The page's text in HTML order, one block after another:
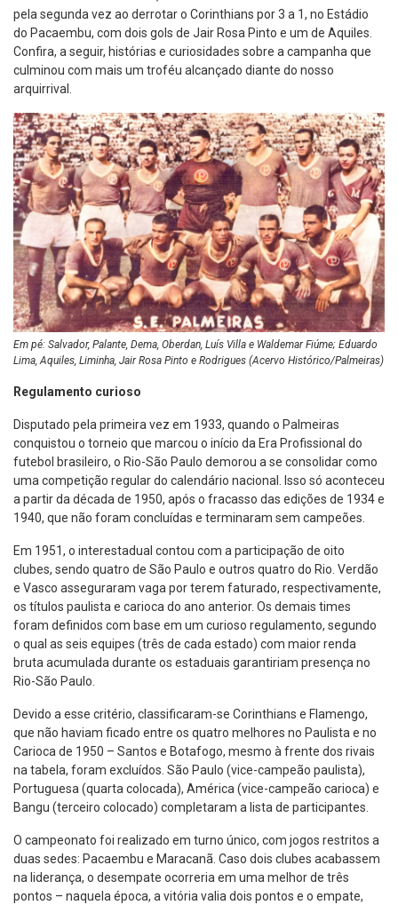
pela segunda vez ao derrotar o Corinthians por 3 a 1, no Estádio
do Pacaembu, com dois gols de Jair Rosa Pinto e um de Aquiles.
Confira, a seguir, histórias e curiosidades sobre a campanha que
culminou com mais um troféu alcançado diante do nosso
arquirrival.
Em pé: Salvador, Palante, Dema, Oberdan, Luís Villa e Waldemar Fiúme; Eduardo
Lima, Aquiles, Liminha, Jair Rosa Pinto e Rodrigues (Acervo Histórico/Palmeiras)
Regulamento curioso
Disputado pela primeira vez em 1933, quando o Palmeiras
conquistou o torneio que marcou o início da Era Profissional do
futebol brasileiro, o Rio-São Paulo demorou a se consolidar como
uma competição regular do calendário nacional. Isso só aconteceu
a partir da década de 1950, após o fracasso das edições de 1934 e
1940, que não foram concluídas e terminaram sem campeões.
Em 1951, o interestadual contou com a participação de oito
clubes, sendo quatro de São Paulo e outros quatro do Rio. Verdão
e Vasco asseguraram vaga por terem faturado, respectivamente,
os títulos paulista e carioca do ano anterior. Os demais times
foram definidos com base em um curioso regulamento, segundo
o qual as seis equipes (três de cada estado) com maior renda
bruta acumulada durante os estaduais garantiriam presença no
Rio-São Paulo.
Devido a esse critério, classificaram-se Corinthians e Flamengo,
que não haviam ficado entre os quatro melhores no Paulista e no
Carioca de 1950 – Santos e Botafogo, mesmo à frente dos rivais
na tabela, foram excluídos. São Paulo (vice-campeão paulista),
Portuguesa (quarta colocada), América (vice-campeão carioca) e
Bangu (terceiro colocado) completaram a lista de participantes.
O campeonato foi realizado em turno único, com jogos restritos a
duas sedes: Pacaembu e Maracanã. Caso dois clubes acabassem
na liderança, o desempate ocorreria em uma melhor de três
pontos – naquela época, a vitória valia dois pontos e o empate,